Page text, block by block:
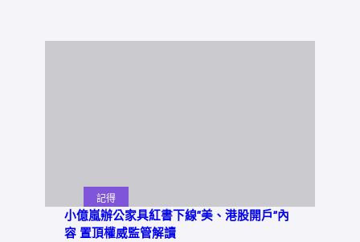
記得
小億嵐辦公家具紅書下線“美、港股開戶”內
容 置頂權威監管解讀